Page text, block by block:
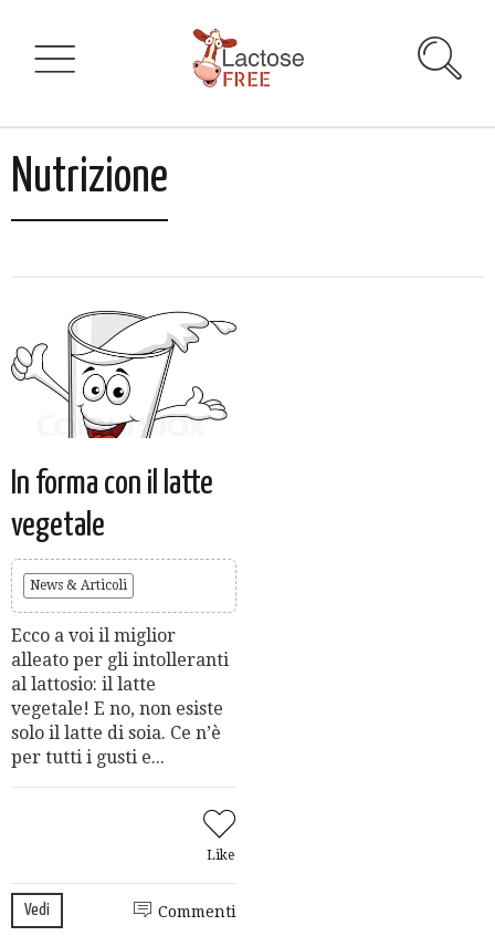
Nutrizione
In forma con il latte
vegetale
News & Articoli
Ecco a voi il miglior
alleato per gli intolleranti
al lattosio: il latte
vegetale! E no, non esiste
solo il latte di soia. Ce n’è
per tutti i gusti e...
Like
Vedi Commenti